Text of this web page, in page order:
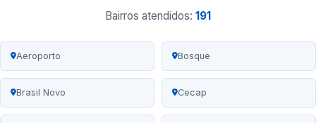
Bairros atendidos: 191
Aeroporto Bosque
Brasil Novo Cecap